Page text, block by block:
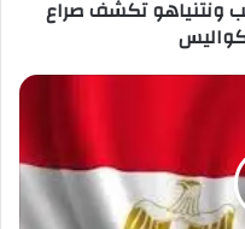
ونتنياهو تكشف صراع